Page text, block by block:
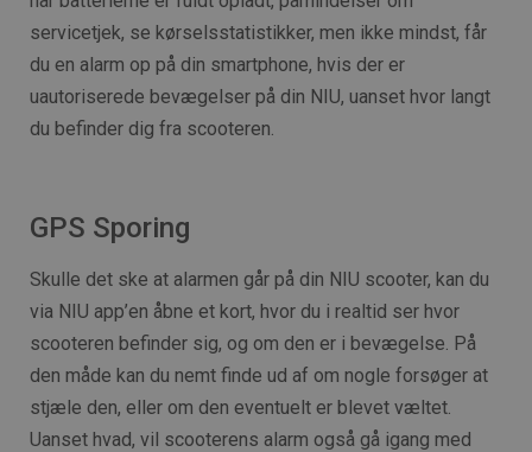
servicetjek, se kørselsstatistikker, men ikke mindst, får
du en alarm op på din smartphone, hvis der er
uautoriserede bevægelser på din NIU, uanset hvor langt
du befinder dig fra scooteren.
GPS Sporing
Skulle det ske at alarmen går på din NIU scooter, kan du
via NIU app’en åbne et kort, hvor du i realtid ser hvor
scooteren befinder sig, og om den er i bevægelse. På
den måde kan du nemt finde ud af om nogle forsøger at
stjæle den, eller om den eventuelt er blevet væltet.
Uanset hvad, vil scooterens alarm også gå igang med